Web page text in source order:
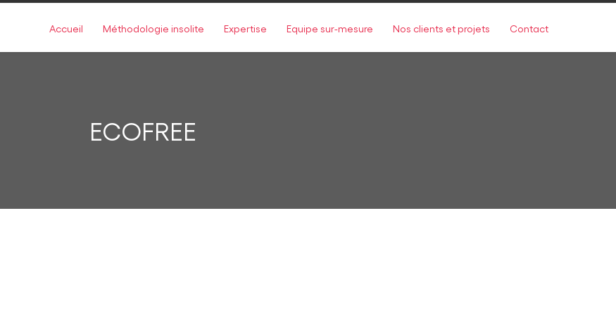
Accueil Méthodologie insolite Expertise Equipe sur-mesure Nos clients et projets Contact
ECOFREE